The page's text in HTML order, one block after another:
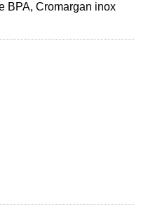
BPA, Cromargan inox